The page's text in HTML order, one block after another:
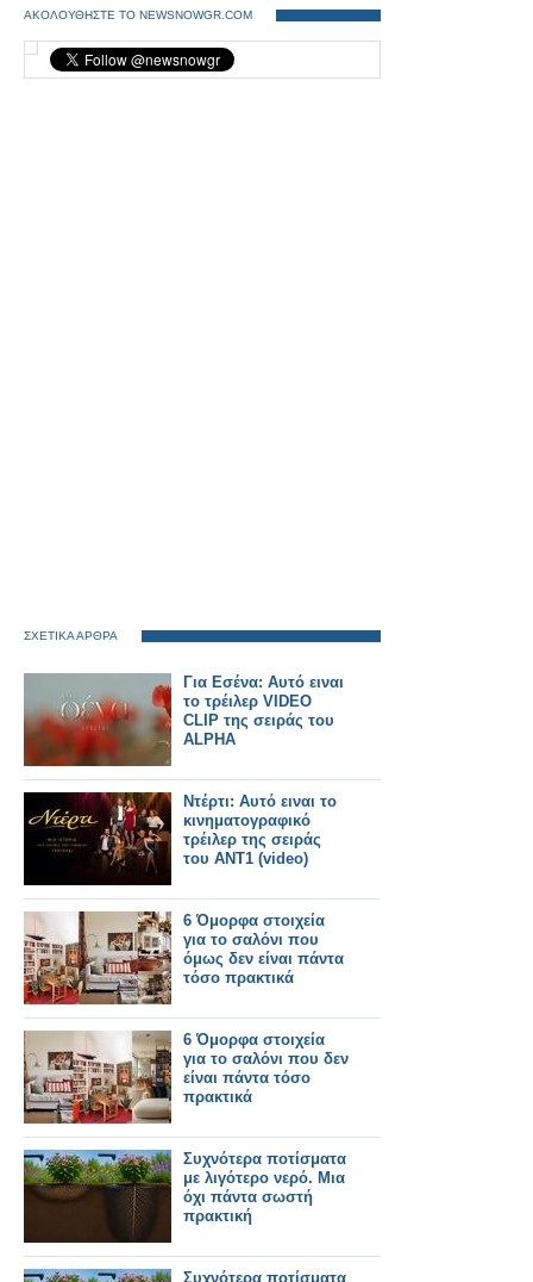
ΑΚΟΛΟΥΘΗΣΤΕ ΤΟ NEWSNOWGR.COM
ΣΧΕΤΙΚΑ ΑΡΘΡΑ
Για Εσένα: Αυτό ειναι
το τρέιλερ VIDEO
CLIP της σειράς του
ALPHA
Ντέρτι: Αυτό ειναι το
κινηματογραφικό
τρέιλερ της σειράς
του ΑΝΤ1 (video)
6 Όμορφα στοιχεία
για το σαλόνι που
όμως δεν είναι πάντα
τόσο πρακτικά
6 Όμορφα στοιχεία
για το σαλόνι που δεν
είναι πάντα τόσο
πρακτικά
Συχνότερα ποτίσματα
με λιγότερο νερό. Μια
όχι πάντα σωστή
πρακτική
Συχνότερα ποτίσματα